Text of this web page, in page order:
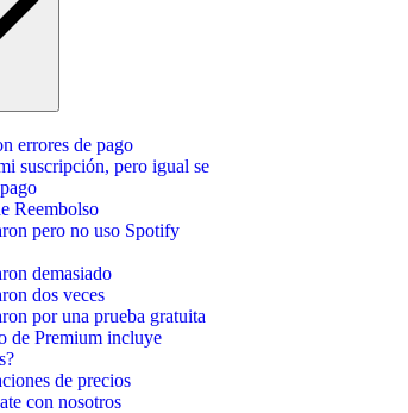
errores de pago
suscripción, pero igual se
Reembolso
pero no uso Spotify
demasiado
dos veces
por una prueba gratuita
de Premium incluye
de precios
con nosotros